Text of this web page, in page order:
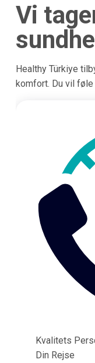
Vi
Healthy Türkiye
komfort. Du vil
Kvalitets
Din Rejse